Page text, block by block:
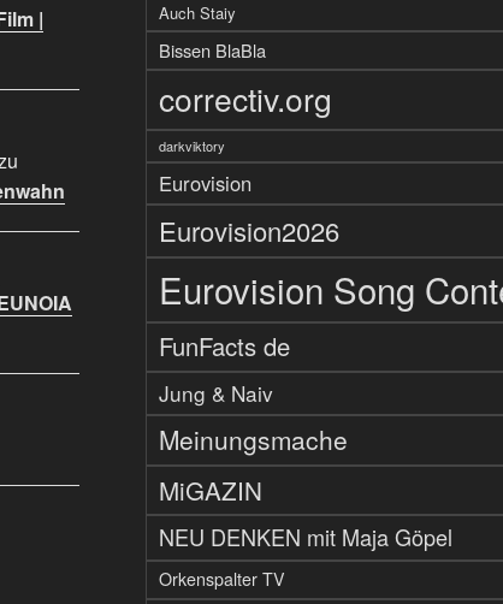
|
Auch Staiy
Bissen BlaBla
correctiv.org
darkviktory
Eurovision
Eurovision2026
Eurovision Song
FunFacts de
Jung & Naiv
Meinungsmache
MiGAZIN
NEU DENKEN mit Maja Göpel
Orkenspalter TV